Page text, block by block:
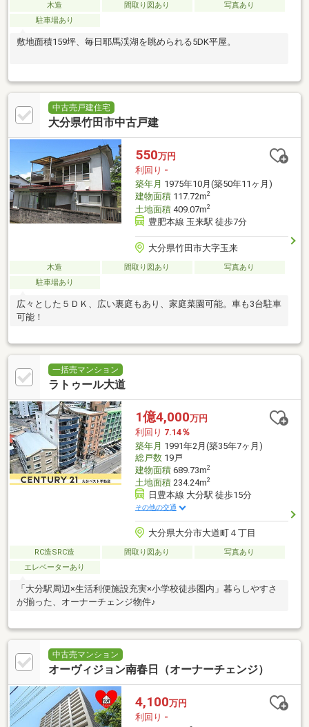
木造 間取り図あり
写真あり
駐車場あり
敷地面積159坪、毎日耶馬渓湖を眺められる5DK平屋。
中古売戸建住宅
大分県竹田市中古戸建
550万円
利回り -
築年月 1975年10月(築50年11ヶ月)
建物面積117.72m2
土地面積409.07m2
豊肥本線 玉来駅 徒歩7分
大分県竹田市大字玉来
木造 間取り図あり
写真あり
駐車場あり
広々とした５ＤＫ、広い裏庭もあり、家庭菜園可能。車も3台駐車
可能！
一括売マンション
ラトゥール大道
1億4,000万円
利回り 7.14％
築年月 1991年2月(築35年7ヶ月)
総戸数19戸
建物面積689.73m2
土地面積234.24m2
日豊本線 大分駅 徒歩15分
その他の交通
大分県大分市大道町４丁目
RC造SRC造 間取り図あり
写真あり
エレベーターあり
「大分駅周辺×生活利便施設充実×小学校徒歩圏内」暮らしやすさ
が揃った、オーナーチェンジ物件♪
中古売マンション
オーヴィジョン南春日（オーナーチェンジ）
4,100万円
利回り -